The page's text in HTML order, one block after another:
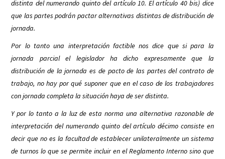
distinta del numerando quinto del artículo 10. El artículo 40 bis) dice
que las partes podrán pactar alternativas distintas de distribución de
jornada.
Por lo tanto una interpretación factible nos dice que si para la
jornada parcial el legislador ha dicho expresamente que la
distribución de la jornada es de pacto de las partes del contrato de
trabajo, no hay por qué suponer que en el caso de los trabajadores
con jornada completa la situación haya de ser distinta.
Y por lo tanto a la luz de esta norma una alternativa razonable de
interpretación del numerando quinto del artículo décimo consiste en
decir que no es la facultad de establecer unilateralmente un sistema
de turnos lo que se permite incluir en el Reglamento Interno sino que